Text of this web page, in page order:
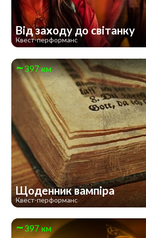
Від заходу до світанку
Квест-перформанс
397 км
Щоденник вампіра
Квест-перформанс
397 км